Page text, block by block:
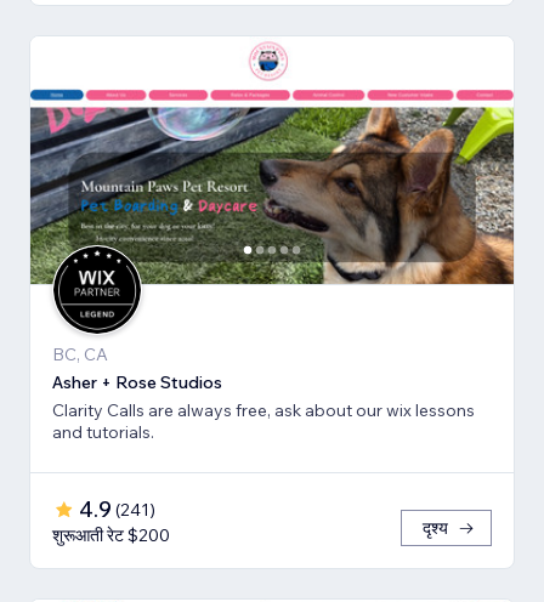
BC, CA
Asher + Rose Studios
Clarity Calls are always free, ask about our wix lessons
and tutorials.
4.9 (241)
शुरूआती रेट $200
दृश्य